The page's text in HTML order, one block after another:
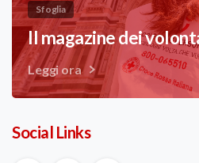
Sfoglia
Il magazine dei
Leggi ora
Social Links